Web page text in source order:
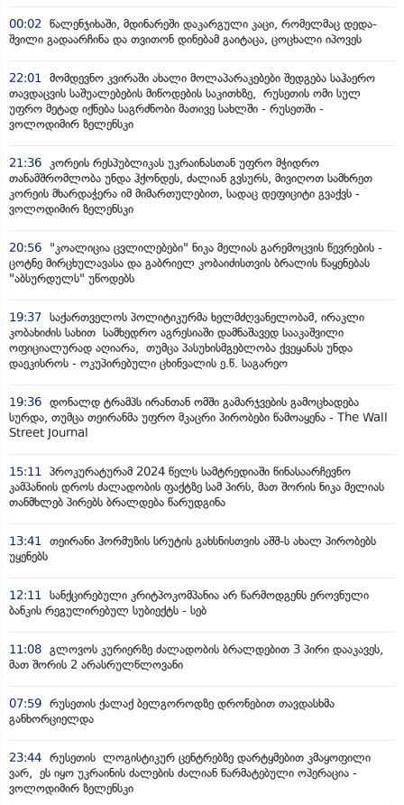
00:02 წალენჯიხაში, მდინარეში დაკარგული კაცი, რომელმაც დედა-
შვილი გადაარჩინა და თვითონ დინებამ გაიტაცა, ცოცხალი იპოვეს
22:01 მომდევნო კვირაში ახალი მოლაპარაკებები შედგება საჰაერო
თავდაცვის საშუალებების მიწოდების საკითხზე, რუსეთის ომი სულ
უფრო მეტად იქნება საგრძნობი მათივე სახლში - რუსეთში -
ვოლოდიმირ ზელენსკი
21:36 კორეის რესპუბლიკას უკრაინასთან უფრო მჭიდრო
თანამშრომლობა უნდა ჰქონდეს, ძალიან გვსურს, მივიღოთ სამხრეთ
კორეის მხარდაჭერა იმ მიმართულებით, სადაც დეფიციტი გვაქვს -
ვოლოდიმირ ზელენსკი
20:56
"კოალიცია ცვლილებები" ნიკა მელიას გარემოცვის წევრების -
ცოტნე მირცხულავასა და გაბრიელ კობაიძისთვის ბრალის წაყენებას
"აბსურდულს" უწოდებს
19:37 საქართველოს პოლიტიკურმა ხელმძღვანელობამ, ირაკლი
კობახიძის სახით სამხედრო აგრესიაში დამნაშავედ სააკაშვილი
ოფიციალურად აღიარა, თუმცა პასუხისმგებლობა ქვეყანას უნდა
დაეკისროს - ოკუპირებული ცხინვალის ე.წ. საგარეო
19:36 დონალდ ტრამპს ირანთან ომში გამარჯვების გამოცხადება
სურდა, თუმცა თეირანმა უფრო მკაცრი პირობები წამოაყენა - The Wall
Street Journal
15:11 პროკურატურამ 2024 წელს სამტრედიაში წინასაარჩევნო
კამპანიის დროს ძალადობის ფაქტზე სამ პირს, მათ შორის ნიკა მელიას
თანმხლებ პირებს ბრალდება წარუდგინა
13:41 თეირანი ჰორმუზის სრუტის გახსნისთვის აშშ-ს ახალ პირობებს
უყენებს
12:11 სანქცირებული კრიტპოკომპანია არ წარმოდგენს ეროვნული
ბანკის რეგულირებულ სუბიექტს - სებ
11:08 გლოვოს კურიერზე ძალადობის ბრალდებით 3 პირი დააკავეს,
მათ შორის 2 არასრულწლოვანი
07:59 რუსეთის ქალაქ ბელგოროდზე დრონებით თავდასხმა
განხორციელდა
23:44 რუსეთის ლოგისტიკურ ცენტრებზე დარტყმებით კმაყოფილი
ვარ, ეს იყო უკრაინის ძალების ძალიან წარმატებული ოპერაცია -
ვოლოდიმირ ზელენსკი